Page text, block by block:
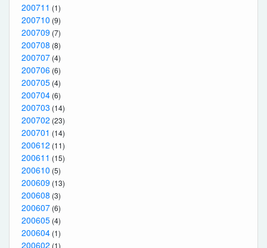
200711 (1)
200710 (9)
200709 (7)
200708 (8)
200707 (4)
200706 (6)
200705 (4)
200704 (6)
200703 (14)
200702 (23)
200701 (14)
200612 (11)
200611 (15)
200610 (5)
200609 (13)
200608 (3)
200607 (6)
200605 (4)
200604 (1)
200602 (1)